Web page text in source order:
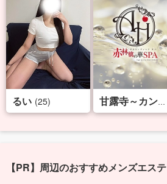
るい (25) 甘露寺～カンロジ～
【PR】周辺のおすすめメンズエステ